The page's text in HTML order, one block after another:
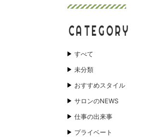
CATEGORY
すべて
未分類
おすすめスタイル
サロンのNEWS
仕事の出来事
プライベート